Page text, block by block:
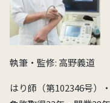
執筆・監修: 高野義道
はり師（第102346号）